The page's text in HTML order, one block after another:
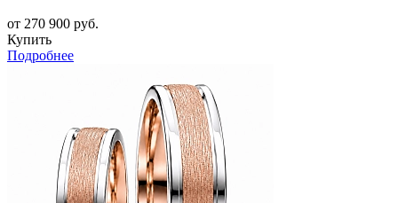
от 270 900 руб.
Купить
Подробнее